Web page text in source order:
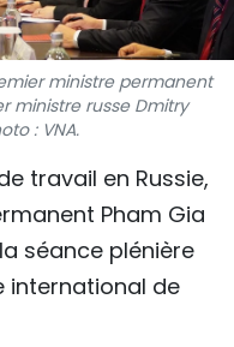
"PEUPLE"
ministre permanent
ministre russe Dmitry
: VNA.
travail en Russie,
Pham Gia
séance plénière
international de